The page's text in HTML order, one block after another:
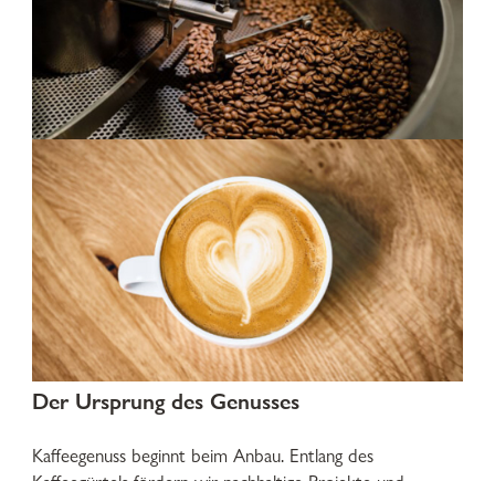
Der Ursprung des Genusses
Kaffeegenuss beginnt beim Anbau. Entlang des